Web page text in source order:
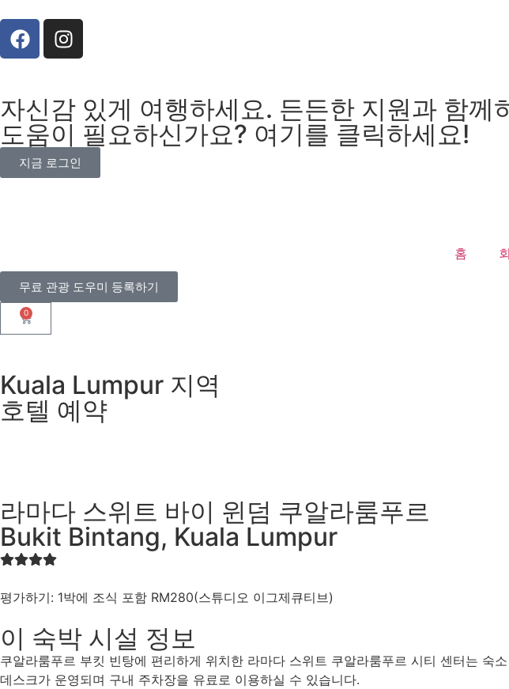
자신감 있게 여행하세요. 든든한 지원과 함께
도움이 필요하신가요? 여기를 클릭하세요!
지금 로그인
홈
무료 관광 도우미 등록하기
0
Kuala Lumpur 지역
호텔 예약
라마다 스위트 바이 윈덤 쿠알라룸푸르
Bukit Bintang, Kuala Lumpur
평가하기: 1박에 조식 포함 RM280(스튜디오 이그제큐티브)
이 숙박 시설 정보
쿠알라룸푸르 부킷 빈탕에 편리하게 위치한 라마다 스위트 쿠알라룸푸르 시티 센터는
데스크가 운영되며 구내 주차장을 유료로 이용하실 수 있습니다.